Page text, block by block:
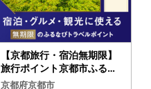
【京都旅行・宿泊無期限】
旅行ポイント京都市ふるな
びトラベルポイント
京都府京都市